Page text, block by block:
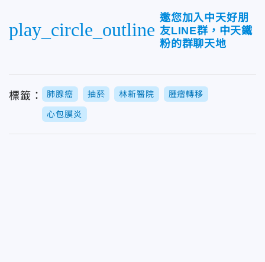
play_circle_outline
邀您加入中天好朋
友LINE群，中天鐵
粉的群聊天地
標籤： 肺腺癌 抽菸 林新醫院 腫瘤轉移
心包膜炎